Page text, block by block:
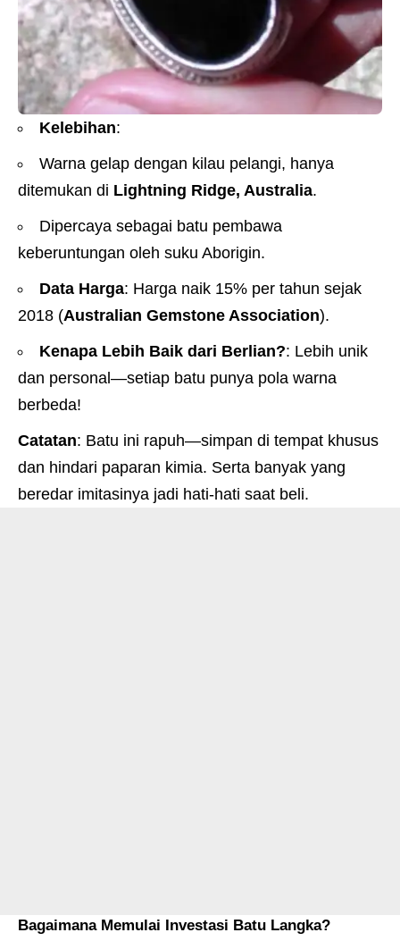
Kelebihan:
Warna gelap dengan kilau pelangi, hanya
ditemukan di Lightning Ridge, Australia.
Dipercaya sebagai batu pembawa
keberuntungan oleh suku Aborigin.
Data Harga: Harga naik 15% per tahun sejak
2018 (Australian Gemstone Association).
Kenapa Lebih Baik dari Berlian?: Lebih unik
dan personal—setiap batu punya pola warna
berbeda!
Catatan: Batu ini rapuh—simpan di tempat khusus
dan hindari paparan kimia. Serta banyak yang
beredar imitasinya jadi hati-hati saat beli.
Bagaimana Memulai Investasi Batu Langka?